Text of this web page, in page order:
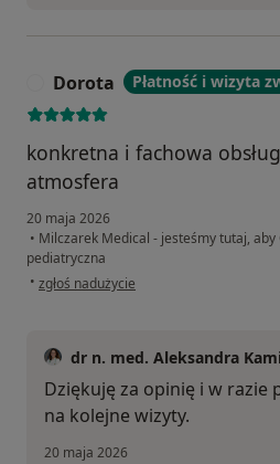
Dorota Płatność i wizyta
konkretna i fachowa
atmosfera
20 maja 2026
• Milczarek Medical - jesteśmy tutaj, aby
pediatryczna
• w opinii użytkownika Dorota
zgłoś nadużycie
dr n. med. Aleksandra
Dziękuję za opinię i w razie
na kolejne wizyty.
20 maja 2026